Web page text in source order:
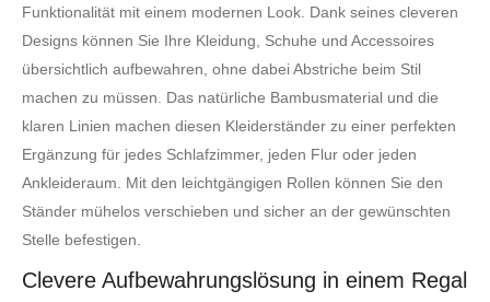
Funktionalität mit einem modernen Look. Dank seines cleveren
Designs können Sie Ihre Kleidung, Schuhe und Accessoires
übersichtlich aufbewahren, ohne dabei Abstriche beim Stil
machen zu müssen. Das natürliche Bambusmaterial und die
klaren Linien machen diesen Kleiderständer zu einer perfekten
Ergänzung für jedes Schlafzimmer, jeden Flur oder jeden
Ankleideraum. Mit den leichtgängigen Rollen können Sie den
Ständer mühelos verschieben und sicher an der gewünschten
Stelle befestigen.
Clevere Aufbewahrungslösung in einem Regal